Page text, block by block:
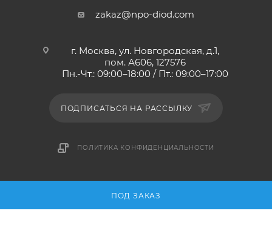
ПОД ЗАКАЗ
zakaz@npo-diod.com
г. Москва, ул. Новгородская, д.1,
пом. А606, 127576
Пн.-Чт.: 09:00–18:00 / Пт.: 09:00–17:00
ПОДПИСАТЬСЯ НА РАССЫЛКУ
ПОЛИТИКА КОНФИДЕНЦИАЛЬНОСТИ
антистатической одежды и обуви, мебели и оснащения.